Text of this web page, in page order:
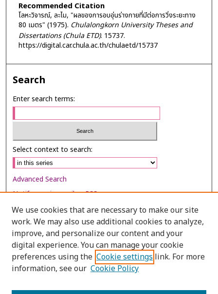
Recommended Citation
โลหะวิจารณ์, ละไม, "ผลของการอบอุ่นร่างกายที่มีต่อการวิ่งระยะทาง
80 เมตร" (1975). Chulalongkorn University Theses and
Dissertations (Chula ETD). 15737.
https://digital.car.chula.ac.th/chulaetd/15737
Search
Enter search terms:
Select context to search:
Advanced Search
Notify me via email orRSS
Browse
Collections
Disciplines
Authors
We use cookies that are necessary to make our site
work. We may also use additional cookies to analyze,
improve, and personalize our content and your
digital experience. You can manage your cookie
preferences using the Cookie settings link. For more
information, see our Cookie Policy